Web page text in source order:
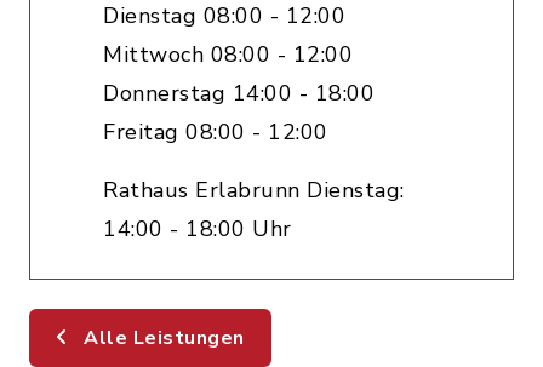
Dienstag 08:00 - 12:00
Mittwoch 08:00 - 12:00
Donnerstag 14:00 - 18:00
Freitag 08:00 - 12:00
Rathaus Erlabrunn Dienstag:
14:00 - 18:00 Uhr
Alle Leistungen